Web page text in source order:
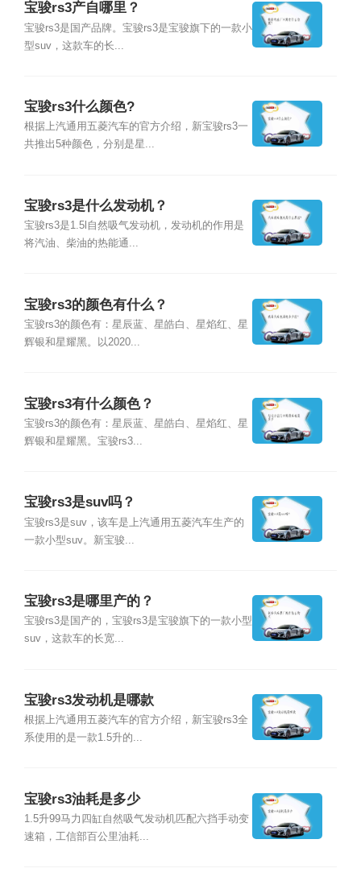
宝骏rs3产自哪里？
宝骏rs3是国产品牌。宝骏rs3是宝骏旗下的一款小
型suv，这款车的长...
宝骏rs3什么颜色?
根据上汽通用五菱汽车的官方介绍，新宝骏rs3一
共推出5种颜色，分别是星...
宝骏rs3是什么发动机？
宝骏rs3是1.5l自然吸气发动机，发动机的作用是
将汽油、柴油的热能通...
宝骏rs3的颜色有什么？
宝骏rs3的颜色有：星辰蓝、星皓白、星焰红、星
辉银和星耀黑。以2020...
宝骏rs3有什么颜色？
宝骏rs3的颜色有：星辰蓝、星皓白、星焰红、星
辉银和星耀黑。宝骏rs3...
宝骏rs3是suv吗？
宝骏rs3是suv，该车是上汽通用五菱汽车生产的
一款小型suv。新宝骏...
宝骏rs3是哪里产的？
宝骏rs3是国产的，宝骏rs3是宝骏旗下的一款小型
suv，这款车的长宽...
宝骏rs3发动机是哪款
根据上汽通用五菱汽车的官方介绍，新宝骏rs3全
系使用的是一款1.5升的...
宝骏rs3油耗是多少
1.5升99马力四缸自然吸气发动机匹配六挡手动变
速箱，工信部百公里油耗...